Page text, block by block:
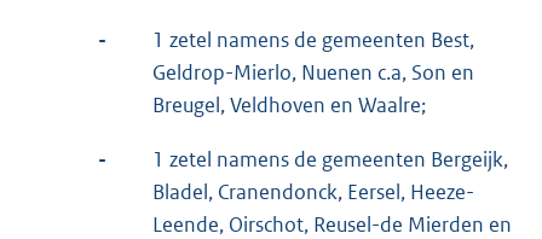
-
1 zetel namens de gemeenten Best,
Geldrop-Mierlo, Nuenen c.a, Son en
Breugel, Veldhoven en Waalre;
-
1 zetel namens de gemeenten Bergeijk,
Bladel, Cranendonck, Eersel, Heeze-
Leende, Oirschot, Reusel-de Mierden en